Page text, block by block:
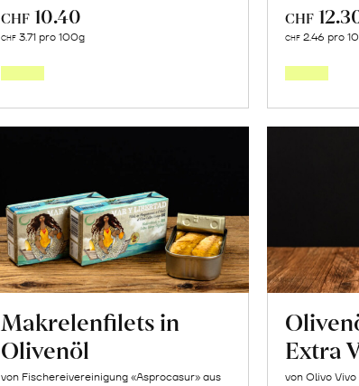
CHF 10.40
CHF 3.71 pro 100g
CHF
CHF 2.46 pro
Makrelenfilets in
Olivenöl
von Fischereivereinigung «Asprocasur» aus
Extra
von Olivo